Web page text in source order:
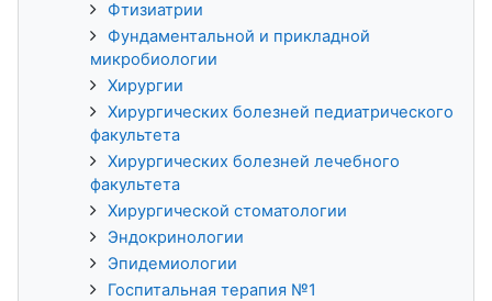
Фтизиатрии
Фундаментальной и прикладной
микробиологии
Хирургии
Хирургических болезней педиатрического
факультета
Хирургических болезней лечебного
факультета
Хирургической стоматологии
Эндокринологии
Эпидемиологии
Госпитальная терапия №1